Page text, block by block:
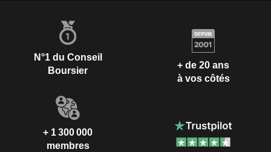
N°1 du Conseil
Boursier
+ de 20 ans
à vos côtés
+ 1 300 000
membres